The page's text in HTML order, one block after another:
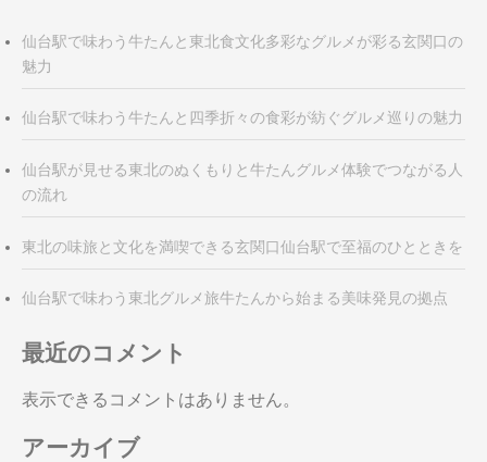
ン
仙台駅で味わう牛たんと東北食文化多彩なグルメが彩る玄関口の
魅力
仙台駅で味わう牛たんと四季折々の食彩が紡ぐグルメ巡りの魅力
仙台駅が見せる東北のぬくもりと牛たんグルメ体験でつながる人
の流れ
東北の味旅と文化を満喫できる玄関口仙台駅で至福のひとときを
仙台駅で味わう東北グルメ旅牛たんから始まる美味発見の拠点
最近のコメント
表示できるコメントはありません。
アーカイブ